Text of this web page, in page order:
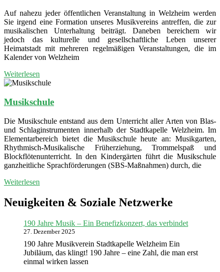
Auf nahezu jeder öffentlichen Veranstaltung in Welzheim werden
Sie irgend eine Formation unseres Musikvereins antreffen, die zur
musikalischen Unterhaltung beiträgt. Daneben bereichern wir
jedoch das kulturelle und gesellschaftliche Leben unserer
Heimatstadt mit mehreren regelmäßigen Veranstaltungen, die im
Kalender von Welzheim
Weiterlesen
Musikschule
Die Musikschule entstand aus dem Unterricht aller Arten von Blas-
und Schlaginstrumenten innerhalb der Stadtkapelle Welzheim. Im
Elementarbereich bietet die Musikschule heute an: Musikgarten,
Rhythmisch-Musikalische Früherziehung, Trommelspaß und
Blockflötenunterricht. In den Kindergärten führt die Musikschule
ganzheitliche Sprachförderungen (SBS-Maßnahmen) durch, die
Weiterlesen
Neuigkeiten & Soziale Netzwerke
190 Jahre Musik – Ein Benefizkonzert, das verbindet
27. Dezember 2025
190 Jahre Musikverein Stadtkapelle Welzheim Ein
Jubiläum, das klingt! 190 Jahre – eine Zahl, die man erst
einmal wirken lassen